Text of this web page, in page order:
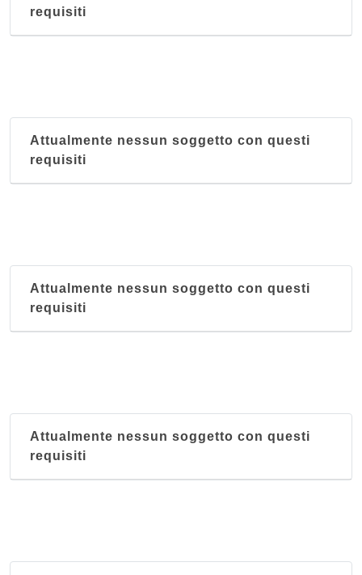
requisiti
Attualmente nessun soggetto con questi
requisiti
Attualmente nessun soggetto con questi
requisiti
Attualmente nessun soggetto con questi
requisiti